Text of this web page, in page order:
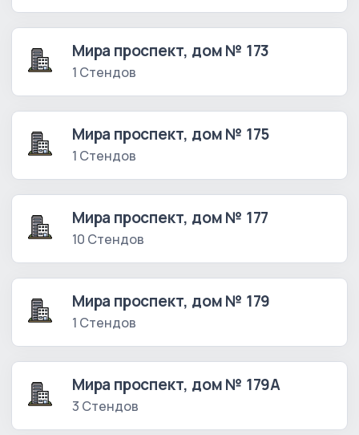
Мира проспект, дом № 173
1 Стендов
Мира проспект, дом № 175
1 Стендов
Мира проспект, дом № 177
10 Стендов
Мира проспект, дом № 179
1 Стендов
Мира проспект, дом № 179А
3 Стендов